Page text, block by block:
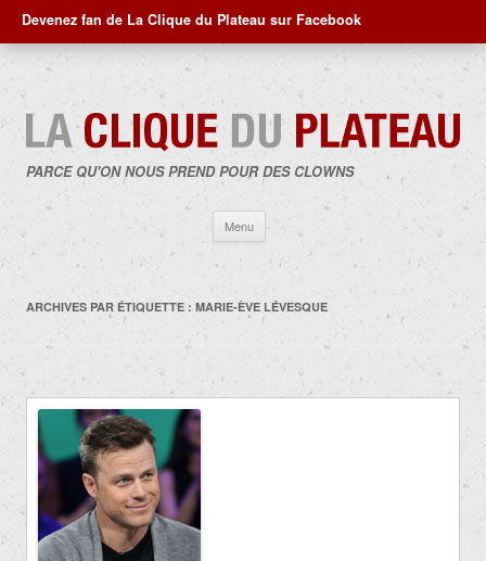
Devenez fan de La Clique du Plateau sur Facebook
PARCE QU'ON NOUS PREND POUR DES CLOWNS
Menu
contenu
ARCHIVES PAR ÉTIQUETTE : MARIE-ÈVE LÉVESQUE